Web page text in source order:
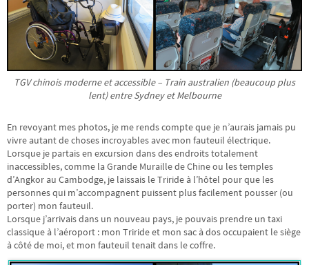
TGV chinois moderne et accessible – Train australien (beaucoup plus
lent) entre Sydney et Melbourne
En revoyant mes photos, je me rends compte que je n’aurais jamais pu
vivre autant de choses incroyables avec mon fauteuil électrique.
Lorsque je partais en excursion dans des endroits totalement
inaccessibles, comme la Grande Muraille de Chine ou les temples
d’Angkor au Cambodge, je laissais le Triride à l’hôtel pour que les
personnes qui m’accompagnent puissent plus facilement pousser (ou
porter) mon fauteuil.
Lorsque j’arrivais dans un nouveau pays, je pouvais prendre un taxi
classique à l’aéroport : mon Triride et mon sac à dos occupaient le siège
à côté de moi, et mon fauteuil tenait dans le coffre.